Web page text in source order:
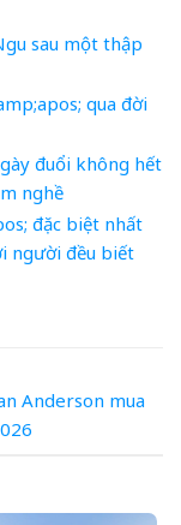
sau một thập
qua đời
đuổi không hết
nghề
đặc biệt nhất
người đều biết
Anderson mua